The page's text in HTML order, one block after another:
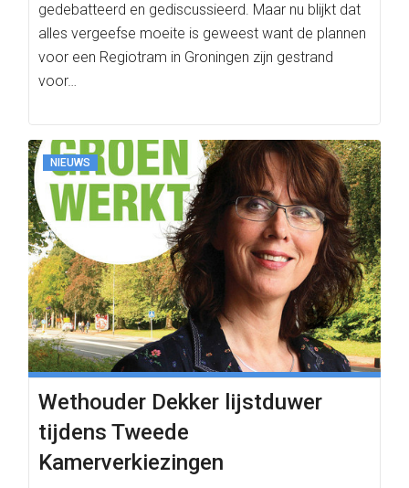
gedebatteerd en gediscussieerd. Maar nu blijkt dat
alles vergeefse moeite is geweest want de plannen
voor een Regiotram in Groningen zijn gestrand
voor…
NIEUWS
Wethouder Dekker lijstduwer
tijdens Tweede
Kamerverkiezingen